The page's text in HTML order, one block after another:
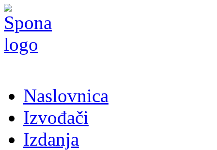
Naslovnica
Izvođači
Izdanja